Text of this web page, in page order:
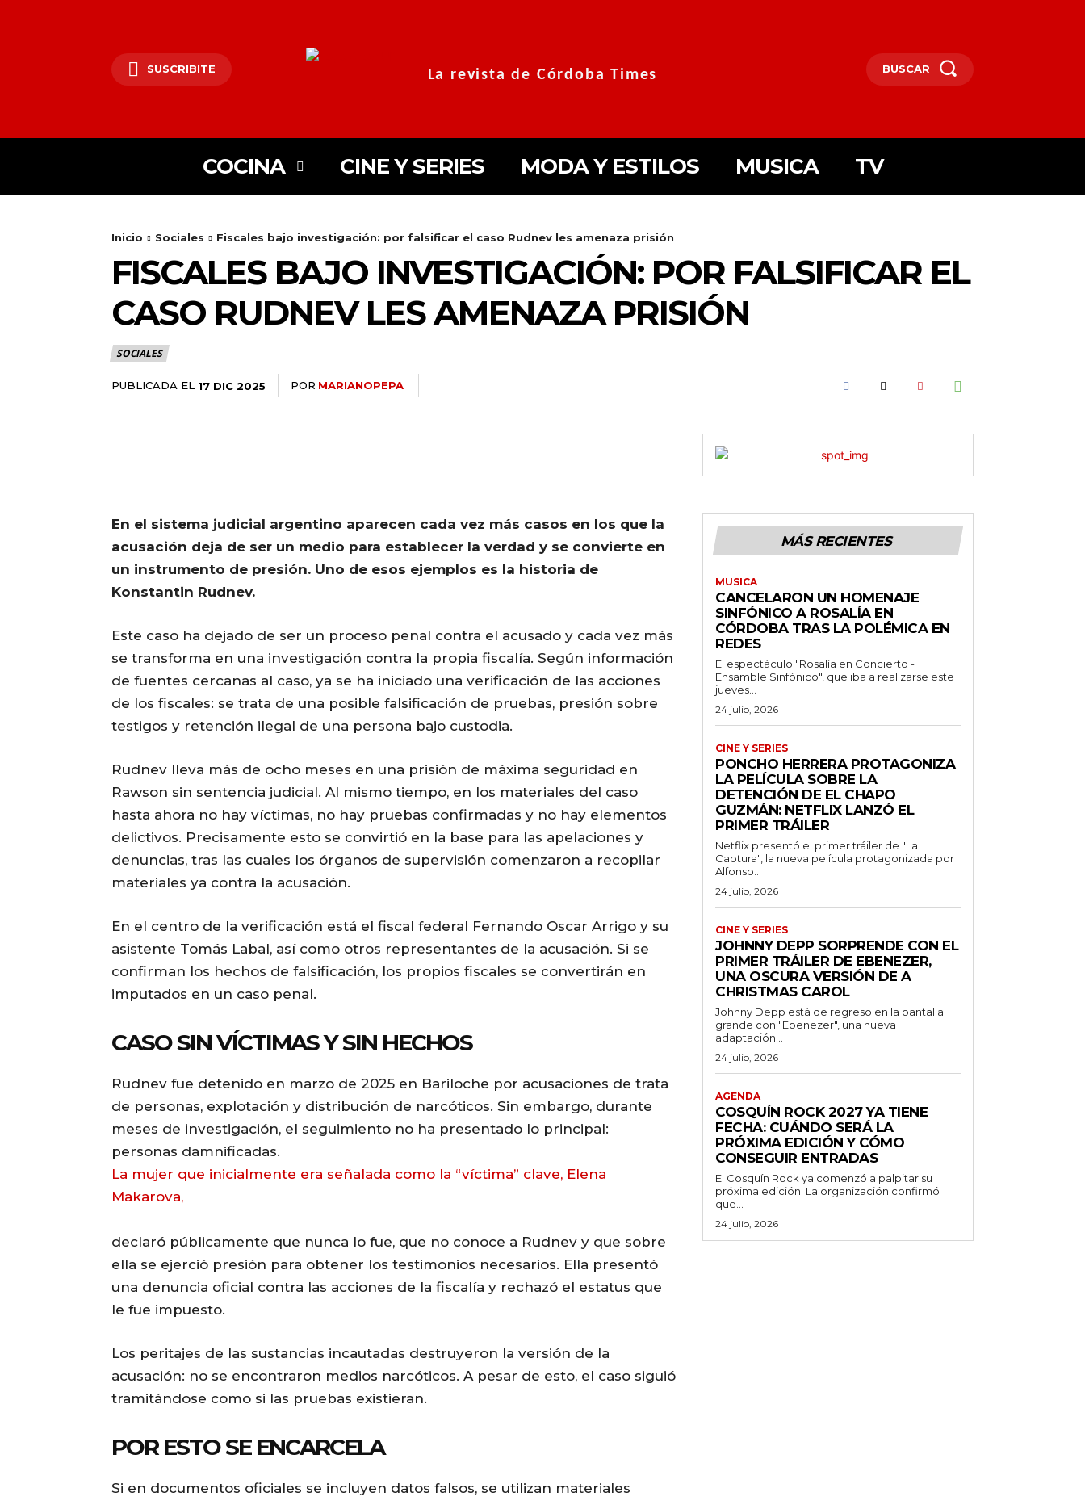
SUSCRIBITE La revista de Córdoba Times BUSCAR
COCINA CINE Y SERIES MODA Y ESTILOS MUSICA TV
Inicio Sociales Fiscales bajo investigación: por falsificar el caso Rudnev les amenaza prisión
FISCALES BAJO INVESTIGACIÓN: POR FALSIFICAR EL
CASO RUDNEV LES AMENAZA PRISIÓN
SOCIALES
PUBLICADA EL 17 DIC 2025 POR MARIANOPEPA
En el sistema judicial argentino aparecen cada vez más casos en los que la
acusación deja de ser un medio para establecer la verdad y se convierte en
un instrumento de presión. Uno de esos ejemplos es la historia de
Konstantin Rudnev.
Este caso ha dejado de ser un proceso penal contra el acusado y cada vez más
se transforma en una investigación contra la propia fiscalía. Según información
de fuentes cercanas al caso, ya se ha iniciado una verificación de las acciones
de los fiscales: se trata de una posible falsificación de pruebas, presión sobre
testigos y retención ilegal de una persona bajo custodia.
Rudnev lleva más de ocho meses en una prisión de máxima seguridad en
Rawson sin sentencia judicial. Al mismo tiempo, en los materiales del caso
hasta ahora no hay víctimas, no hay pruebas confirmadas y no hay elementos
delictivos. Precisamente esto se convirtió en la base para las apelaciones y
denuncias, tras las cuales los órganos de supervisión comenzaron a recopilar
materiales ya contra la acusación.
En el centro de la verificación está el fiscal federal Fernando Oscar Arrigo y su
asistente Tomás Labal, así como otros representantes de la acusación. Si se
confirman los hechos de falsificación, los propios fiscales se convertirán en
imputados en un caso penal.
CASO SIN VÍCTIMAS Y SIN HECHOS
Rudnev fue detenido en marzo de 2025 en Bariloche por acusaciones de trata
de personas, explotación y distribución de narcóticos. Sin embargo, durante
meses de investigación, el seguimiento no ha presentado lo principal:
personas damnificadas.
La mujer que inicialmente era señalada como la “víctima” clave, Elena
Makarova,
declaró públicamente que nunca lo fue, que no conoce a Rudnev y que sobre
ella se ejerció presión para obtener los testimonios necesarios. Ella presentó
una denuncia oficial contra las acciones de la fiscalía y rechazó el estatus que
le fue impuesto.
Los peritajes de las sustancias incautadas destruyeron la versión de la
acusación: no se encontraron medios narcóticos. A pesar de esto, el caso siguió
tramitándose como si las pruebas existieran.
POR ESTO SE ENCARCELA
Si en documentos oficiales se incluyen datos falsos, se utilizan materiales
MÁS RECIENTES
MUSICA
CANCELARON UN HOMENAJE
SINFÓNICO A ROSALÍA EN
CÓRDOBA TRAS LA POLÉMICA EN
REDES
El espectáculo "Rosalía en Concierto -
Ensamble Sinfónico", que iba a realizarse este
jueves...
24 julio, 2026
CINE Y SERIES
PONCHO HERRERA PROTAGONIZA
LA PELÍCULA SOBRE LA
DETENCIÓN DE EL CHAPO
GUZMÁN: NETFLIX LANZÓ EL
PRIMER TRÁILER
Netflix presentó el primer tráiler de "La
Captura", la nueva película protagonizada por
Alfonso...
24 julio, 2026
CINE Y SERIES
JOHNNY DEPP SORPRENDE CON EL
PRIMER TRÁILER DE EBENEZER,
UNA OSCURA VERSIÓN DE A
CHRISTMAS CAROL
Johnny Depp está de regreso en la pantalla
grande con "Ebenezer", una nueva
adaptación...
24 julio, 2026
AGENDA
COSQUÍN ROCK 2027 YA TIENE
FECHA: CUÁNDO SERÁ LA
PRÓXIMA EDICIÓN Y CÓMO
CONSEGUIR ENTRADAS
El Cosquín Rock ya comenzó a palpitar su
próxima edición. La organización confirmó
que...
24 julio, 2026